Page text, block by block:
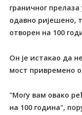
граничног
одавно ријешено,
отворен на 100
Он је истакао да
мост привремено
"Могу вам овако
на 100 година",